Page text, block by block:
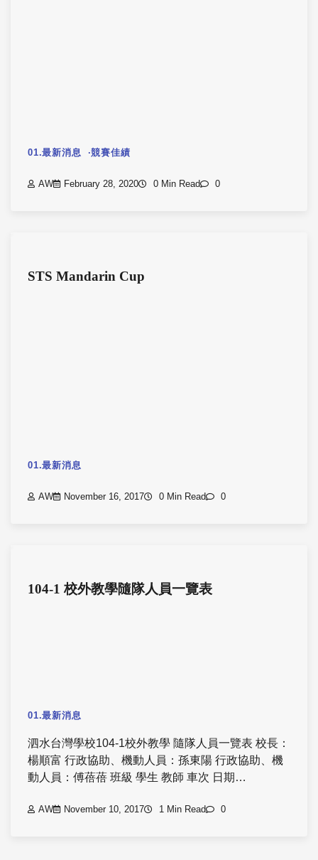
01.最新消息 競賽佳績
AW February 28, 2020 0 Min Read 0
STS Mandarin Cup
01.最新消息
AW November 16, 2017 0 Min Read 0
104-1 校外教學隨隊人員一覽表
01.最新消息
泗水台灣學校104-1校外教學 隨隊人員一覽表 校長：
楊順富 行政協助、機動人員：孫東陽 行政協助、機
動人員：傅蓓蓓 班級 學生 教師 車次 日期…
AW November 10, 2017 1 Min Read 0